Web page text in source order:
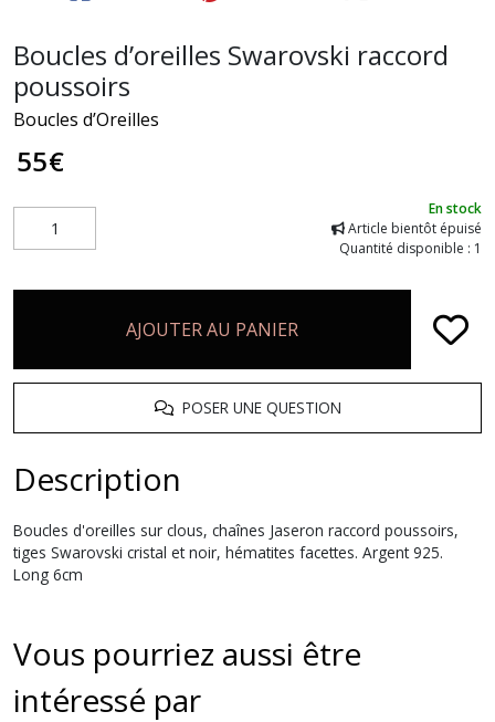
Boucles d’oreilles Swarovski raccord
poussoirs
Boucles d’Oreilles
55€
En stock
Article bientôt épuisé
Quantité disponible : 1
AJOUTER AU PANIER
POSER UNE QUESTION
Description
Boucles d'oreilles sur clous, chaînes Jaseron raccord poussoirs,
tiges Swarovski cristal et noir, hématites facettes. Argent 925.
Long 6cm
Vous pourriez aussi être
intéressé par